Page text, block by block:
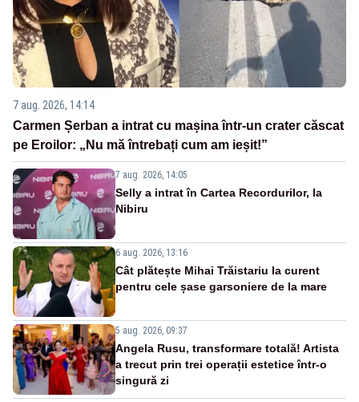
7 aug. 2026, 14:14
Carmen Șerban a intrat cu mașina într-un crater căscat
pe Eroilor: „Nu mă întrebați cum am ieșit!”
7 aug. 2026, 14:05
Selly a intrat în Cartea Recordurilor, la
Nibiru
6 aug. 2026, 13:16
Cât plătește Mihai Trăistariu la curent
pentru cele șase garsoniere de la mare
5 aug. 2026, 09:37
Angela Rusu, transformare totală! Artista
a trecut prin trei operații estetice într-o
singură zi